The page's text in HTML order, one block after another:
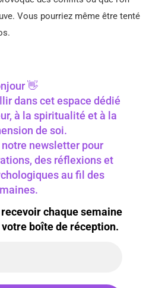
Vous pourriez même être tenté
👋
dans cet espace dédié
à la spiritualité et à la
de soi.
newsletter pour
des réflexions et
au fil des
chaque semaine
boîte de réception.